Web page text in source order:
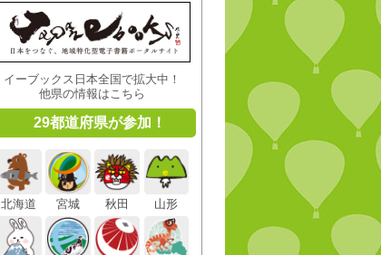
イーブックス日本全国で拡大中！
他県の情報はこちら
29都道府県が参加！
北海道 宮城 秋田 山形